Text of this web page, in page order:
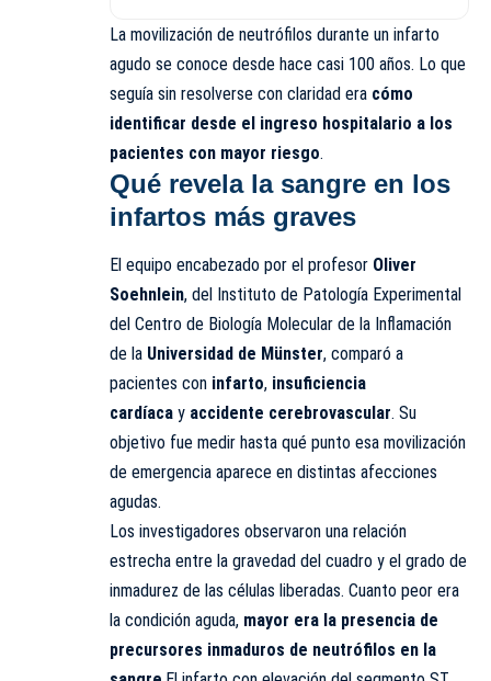
La movilización de neutrófilos durante un infarto
agudo se conoce desde hace casi 100 años. Lo que
seguía sin resolverse con claridad era cómo
identificar desde el ingreso hospitalario a los
pacientes con mayor riesgo.
Qué revela la sangre en los
infartos más graves
El equipo encabezado por el profesor Oliver
Soehnlein, del Instituto de Patología Experimental
del Centro de Biología Molecular de la Inflamación
de la Universidad de Münster, comparó a
pacientes con infarto, insuficiencia
cardíaca y accidente cerebrovascular. Su
objetivo fue medir hasta qué punto esa movilización
de emergencia aparece en distintas afecciones
agudas.
Los investigadores observaron una relación
estrecha entre la gravedad del cuadro y el grado de
inmadurez de las células liberadas. Cuanto peor era
la condición aguda, mayor era la presencia de
precursores inmaduros de neutrófilos en la